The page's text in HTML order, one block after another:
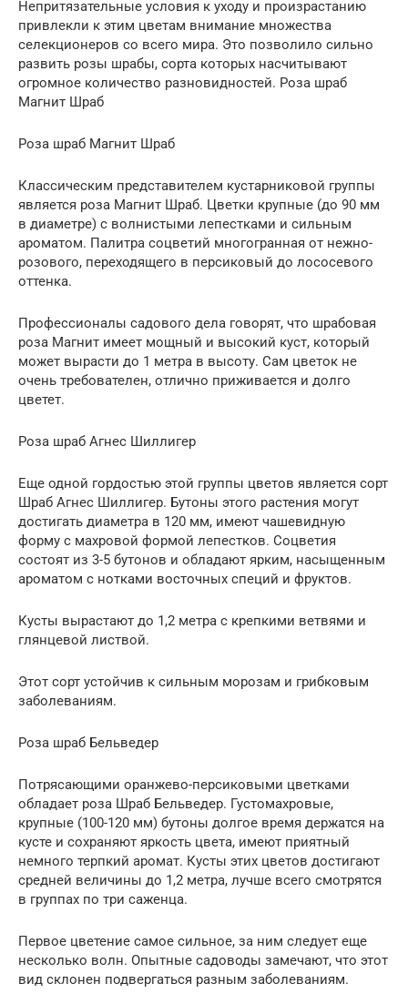
Непритязательные условия к уходу и произрастанию
привлекли к этим цветам внимание множества
селекционеров со всего мира. Это позволило сильно
развить розы шрабы, сорта которых насчитывают
огромное количество разновидностей. Роза шраб
Магнит Шраб
Роза шраб Магнит Шраб
Классическим представителем кустарниковой группы
является роза Магнит Шраб. Цветки крупные (до 90 мм
в диаметре) с волнистыми лепестками и сильным
ароматом. Палитра соцветий многогранная от нежно-
розового, переходящего в персиковый до лососевого
оттенка.
Профессионалы садового дела говорят, что шрабовая
роза Магнит имеет мощный и высокий куст, который
может вырасти до 1 метра в высоту. Сам цветок не
очень требователен, отлично приживается и долго
цветет.
Роза шраб Агнес Шиллигер
Еще одной гордостью этой группы цветов является сорт
Шраб Агнес Шиллигер. Бутоны этого растения могут
достигать диаметра в 120 мм, имеют чашевидную
форму с махровой формой лепестков. Соцветия
состоят из 3-5 бутонов и обладают ярким, насыщенным
ароматом с нотками восточных специй и фруктов.
Кусты вырастают до 1,2 метра с крепкими ветвями и
глянцевой листвой.
Этот сорт устойчив к сильным морозам и грибковым
заболеваниям.
Роза шраб Бельведер
Потрясающими оранжево-персиковыми цветками
обладает роза Шраб Бельведер. Густомахровые,
крупные (100-120 мм) бутоны долгое время держатся на
кусте и сохраняют яркость цвета, имеют приятный
немного терпкий аромат. Кусты этих цветов достигают
средней величины до 1,2 метра, лучше всего смотрятся
в группах по три саженца.
Первое цветение самое сильное, за ним следует еще
несколько волн. Опытные садоводы замечают, что этот
вид склонен подвергаться разным заболеваниям.